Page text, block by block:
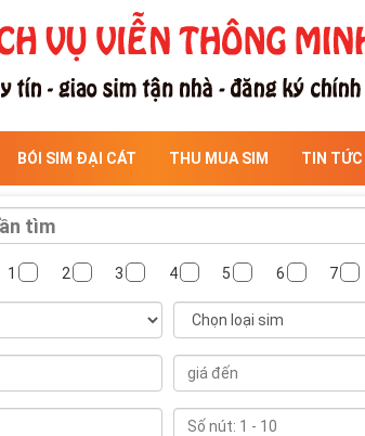
BÓI SIM ĐẠI CÁT THU MUA SIM TIN TỨC
1 2 3 4 5 6 7